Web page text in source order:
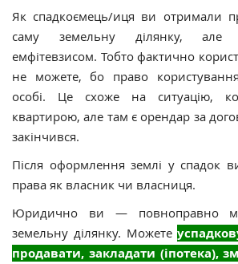
Як спадкоємець/иця ви отримали
саму земельну ділянку, але
емфітевзисом. Тобто фактично
не можете, бо право
особі. Це схоже на ситуацію,
квартирою, але там є орендар за
закінчився.
Після оформлення землі у спадок
права як власник чи власниця.
Юридично ви — повноправно
земельну ділянку. Можете
продавати, закладати (іпотека),